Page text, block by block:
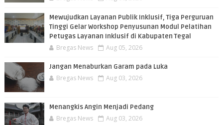
​Mewujudkan Layanan Publik Inklusif, Tiga Perguruan
Tinggi Gelar Workshop Penyusunan Modul Pelatihan
Petugas Layanan Inklusif di Kabupaten Tegal
Bregas News Aug 05, 2026
Jangan Menaburkan Garam pada Luka
Bregas News Aug 03, 2026
Menangkis Angin Menjadi Pedang
Bregas News Aug 03, 2026